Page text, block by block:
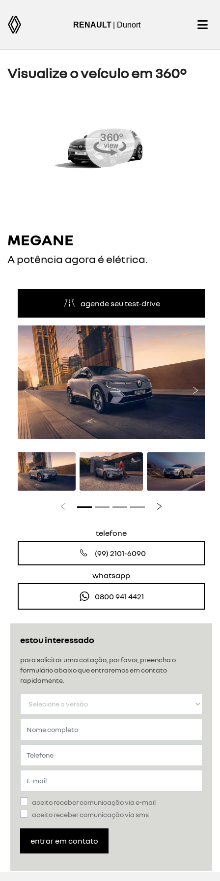
RENAULT | Dunort
Visualize o veículo em 360°
MEGANE
A potência agora é elétrica.
agende seu test-drive
estou interessado
para solicitar uma cotação, por favor, preencha o
formulário abaixo que entraremos em contato
rapidamente.
aceito receber comunicação via e-mail
aceito receber comunicação via sms
entrar em contato
Anterior
Anterior Próximo
telefone
(99) 2101-6090
whatsapp
0800 941 4421